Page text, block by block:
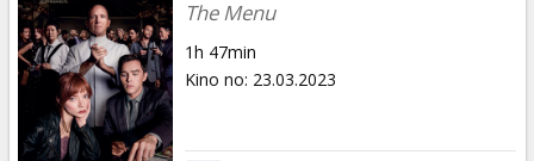
The Menu
1h 47min
Kino no: 23.03.2023